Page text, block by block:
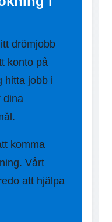
drömjobb
konto på
hitta jobb i
dina
komma
Vårt
att hjälpa